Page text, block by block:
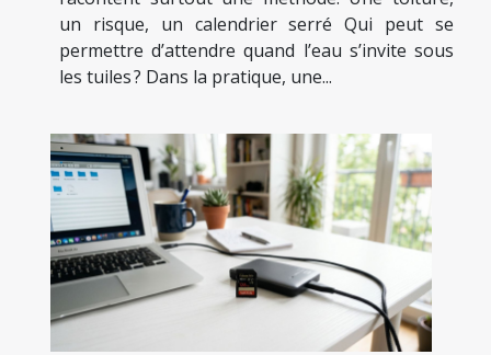
un risque, un calendrier serré Qui peut se
permettre d’attendre quand l’eau s’invite sous
les tuiles ? Dans la pratique, une...